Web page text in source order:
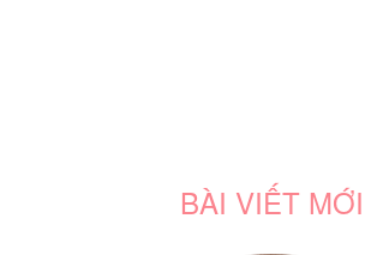
BÀI VIẾT MỚI